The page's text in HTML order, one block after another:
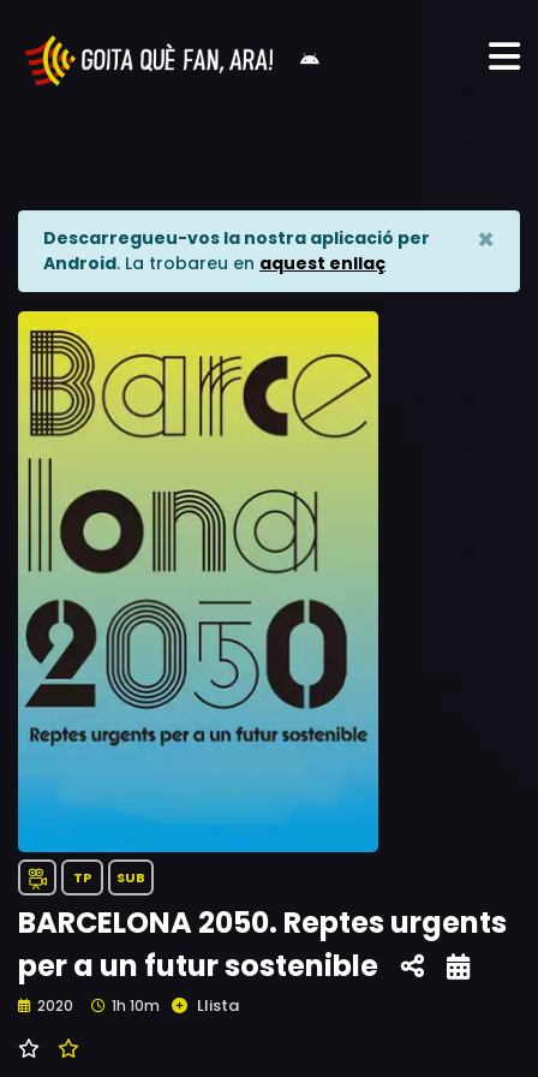
Descarregueu-vos la nostra aplicació per
Android. La trobareu en aquest enllaç
×
TP SUB
BARCELONA 2050. Reptes urgents
per a un futur sostenible
2020 1h 10m Llista